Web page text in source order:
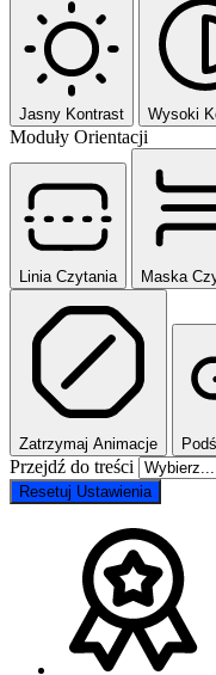
Jasny Kontrast Wysoki
Moduły Orientacji
Linia Czytania Maska
Zatrzymaj Animacje
Przejdź do treści
Resetuj Ustawienia